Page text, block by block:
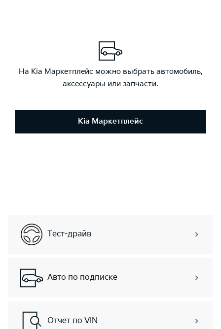
На Kia Маркетплейс можно выбрать автомобиль,
аксессуары или запчасти.
Kia Маркетплейс
Тест-драйв
Авто по подписке
Отчет по VIN